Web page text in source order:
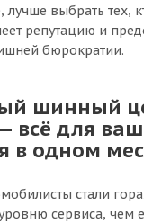
выбрать тех,
репутацию и
бюрократии.
шинный
всё для
в одном
стали
сервиса, чем